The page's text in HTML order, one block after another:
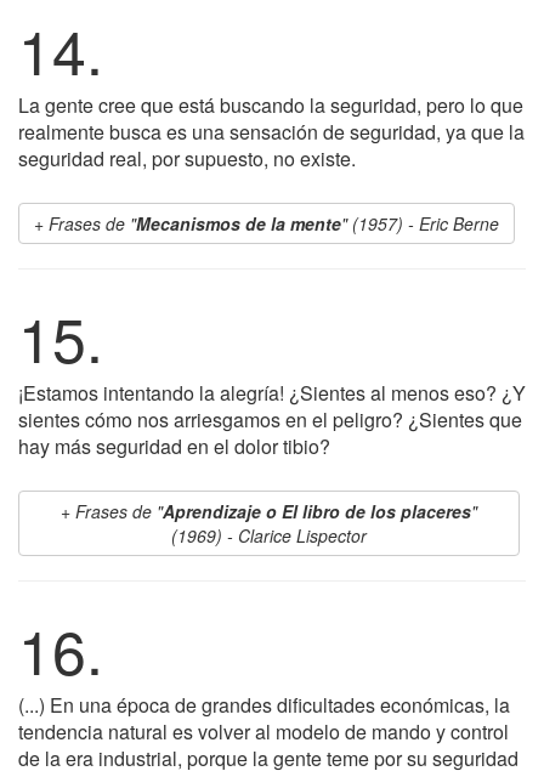
14.
La gente cree que está buscando la seguridad, pero lo que
realmente busca es una sensación de seguridad, ya que la
seguridad real, por supuesto, no existe.
Frases de "Mecanismos de la mente" (1957) - Eric Berne
15.
¡Estamos intentando la alegría! ¿Sientes al menos eso? ¿Y
sientes cómo nos arriesgamos en el peligro? ¿Sientes que
hay más seguridad en el dolor tibio?
Frases de "Aprendizaje o El libro de los placeres"
(1969) - Clarice Lispector
16.
(...) En una época de grandes dificultades económicas, la
tendencia natural es volver al modelo de mando y control
de la era industrial, porque la gente teme por su seguridad